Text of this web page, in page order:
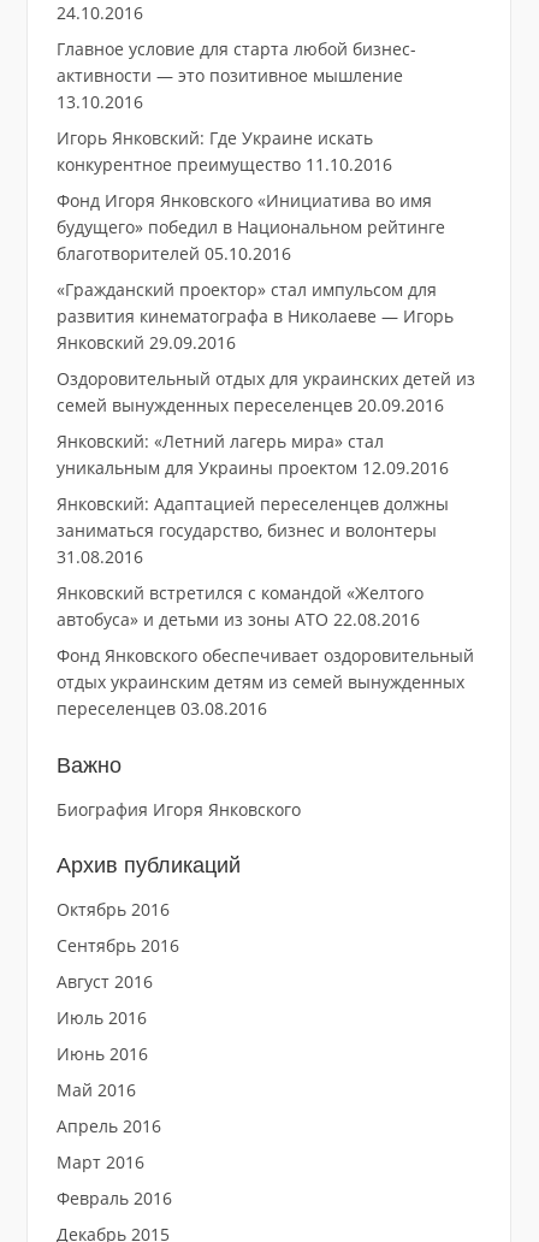
24.10.2016
Главное условие для старта любой бизнес-
активности — это позитивное мышление
13.10.2016
Игорь Янковский: Где Украине искать
конкурентное преимущество 11.10.2016
Фонд Игоря Янковского «Инициатива во имя
будущего» победил в Национальном рейтинге
благотворителей 05.10.2016
«Гражданский проектор» стал импульсом для
развития кинематографа в Николаеве — Игорь
Янковский 29.09.2016
Оздоровительный отдых для украинских детей из
семей вынужденных переселенцев 20.09.2016
Янковский: «Летний лагерь мира» стал
уникальным для Украины проектом 12.09.2016
Янковский: Адаптацией переселенцев должны
заниматься государство, бизнес и волонтеры
31.08.2016
Янковский встретился с командой «Желтого
автобуса» и детьми из зоны АТО 22.08.2016
Фонд Янковского обеспечивает оздоровительный
отдых украинским детям из семей вынужденных
переселенцев 03.08.2016
Важно
Биография Игоря Янковского
Архив публикаций
Октябрь 2016
Сентябрь 2016
Август 2016
Июль 2016
Июнь 2016
Май 2016
Апрель 2016
Март 2016
Февраль 2016
Декабрь 2015